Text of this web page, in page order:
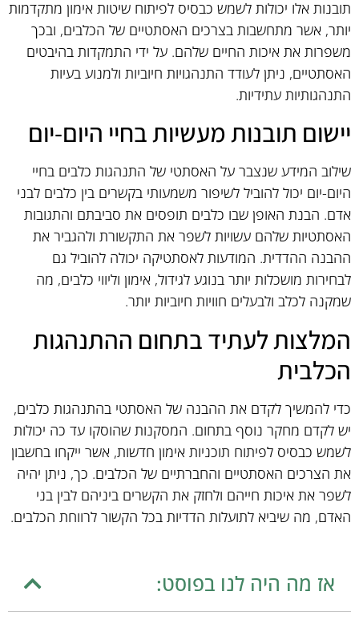
תובנות אלו יכולות לשמש כבסיס לפיתוח שיטות אימון מתקדמות
יותר, אשר מתחשבות בצרכים האסתטיים של הכלבים, ובכך
משפרות את איכות החיים שלהם. על ידי התמקדות בהיבטים
האסתטיים, ניתן לעודד התנהגויות חיוביות ולמנוע בעיות
התנהגותיות עתידיות.
יישום תובנות מעשיות בחיי היום-יום
שילוב המידע שנצבר על האסתטי של התנהגות כלבים בחיי
היום-יום יכול להוביל לשיפור משמעותי בקשרים בין כלבים לבני
אדם. הבנת האופן שבו כלבים תופסים את סביבתם והתגובות
האסתטיות שלהם עשויות לשפר את התקשורת ולהגביר את
ההבנה ההדדית. המודעות לאסתטיקה יכולה להוביל גם
לבחירות מושכלות יותר בנוגע לגידול, אימון וליווי כלבים, מה
שמקנה לכלב ולבעלים חוויות חיוביות יותר.
המלצות לעתיד בתחום ההתנהגות
הכלבית
כדי להמשיך לקדם את ההבנה של האסתטי בהתנהגות כלבים,
יש לקדם מחקר נוסף בתחום. המסקנות שהוסקו עד כה יכולות
לשמש כבסיס לפיתוח תוכניות אימון חדשות, אשר ייקחו בחשבון
את הצרכים האסתטיים והחברתיים של הכלבים. כך, ניתן יהיה
לשפר את איכות חייהם ולחזק את הקשרים ביניהם לבין בני
האדם, מה שיביא לתועלות הדדיות בכל הקשור לרווחת הכלבים.
אז מה היה לנו בפוסט: